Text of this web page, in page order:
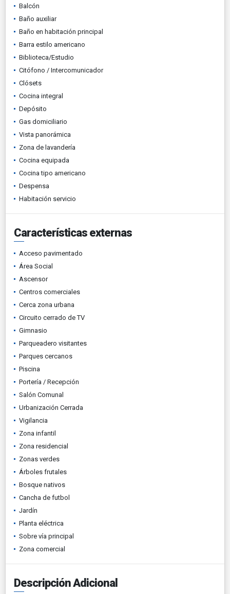
Balcón
Baño auxiliar
Baño en habitación principal
Barra estilo americano
Biblioteca/Estudio
Citófono / Intercomunicador
Clósets
Cocina integral
Depósito
Gas domiciliario
Vista panorámica
Zona de lavandería
Cocina equipada
Cocina tipo americano
Despensa
Habitación servicio
Características externas
Acceso pavimentado
Área Social
Ascensor
Centros comerciales
Cerca zona urbana
Circuito cerrado de TV
Gimnasio
Parqueadero visitantes
Parques cercanos
Piscina
Portería / Recepción
Salón Comunal
Urbanización Cerrada
Vigilancia
Zona infantil
Zona residencial
Zonas verdes
Árboles frutales
Bosque nativos
Cancha de futbol
Jardín
Planta eléctrica
Sobre vía principal
Zona comercial
Descripción Adicional